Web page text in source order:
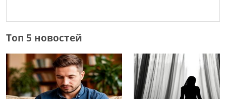
Топ 5 новостей